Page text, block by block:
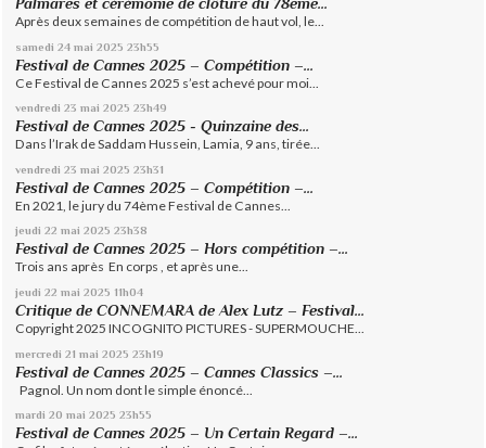
Après deux semaines de compétition de haut vol, le...
samedi 24 mai 2025 23h55
Festival de Cannes 2025 – Compétition –...
Ce Festival de Cannes 2025 s’est achevé pour moi...
vendredi 23 mai 2025 23h49
Festival de Cannes 2025 - Quinzaine des...
Dans l’Irak de Saddam Hussein, Lamia, 9 ans, tirée...
vendredi 23 mai 2025 23h31
Festival de Cannes 2025 – Compétition –...
En 2021, le jury du 74ème Festival de Cannes...
jeudi 22 mai 2025 23h38
Festival de Cannes 2025 – Hors compétition –...
Trois ans après En corps , et après une...
jeudi 22 mai 2025 11h04
Critique de CONNEMARA de Alex Lutz – Festival...
Copyright 2025 INCOGNITO PICTURES - SUPERMOUCHE...
mercredi 21 mai 2025 23h19
Festival de Cannes 2025 – Cannes Classics –...
Pagnol. Un nom dont le simple énoncé...
mardi 20 mai 2025 23h55
Festival de Cannes 2025 – Un Certain Regard –...